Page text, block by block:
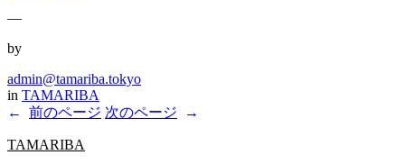
—
by
admin@tamariba.tokyo
in TAMARIBA
←
前のページ 次のページ →
TAMARIBA